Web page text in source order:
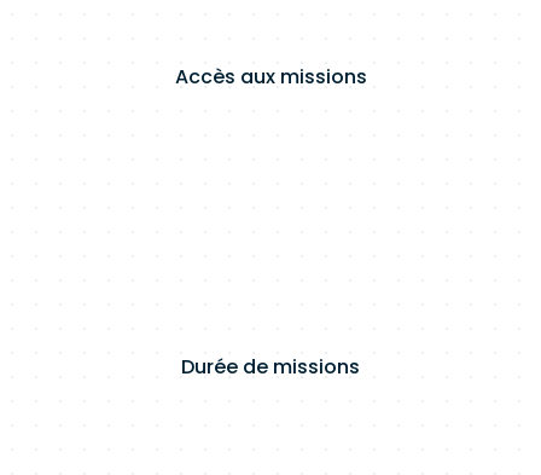
Accès aux missions
Durée de missions